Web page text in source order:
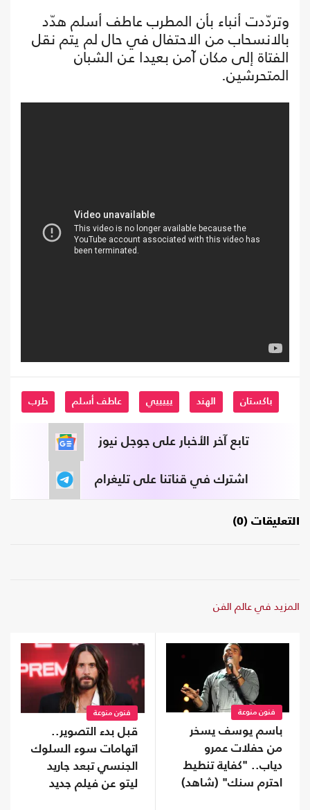
وتردّدت أنباء بأن المطرب عاطف أسلم هدّد
بالانسحاب من الاحتفال في حال لم يتم نقل
الفتاة إلى مكان آمن بعيدا عن الشبان
المتحرشين.
باكستان الهند يييييي عاطف أسلم طرب
تابع آخر الأخبار على جوجل نيوز
اشترك في قناتنا على تليغرام
التعليقات (0)
المزيد في عالم الفن
فنون منوعة
باسم يوسف يسخر
من حفلات عمرو
دياب.. "كفاية تنطيط
احترم سنك" (شاهد)
فنون منوعة
قبل بدء التصوير..
اتهامات سوء السلوك
الجنسي تبعد جاريد
ليتو عن فيلم جديد